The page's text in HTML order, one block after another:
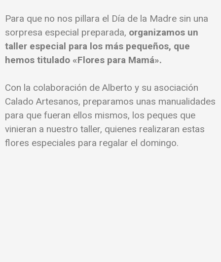
Para que no nos pillara el Día de la Madre sin una
sorpresa especial preparada, organizamos un
taller especial para los más pequeños, que
hemos titulado «Flores para Mamá».
Con la colaboración de Alberto y su asociación
Calado Artesanos, preparamos unas manualidades
para que fueran ellos mismos, los peques que
vinieran a nuestro taller, quienes realizaran estas
flores especiales para regalar el domingo.